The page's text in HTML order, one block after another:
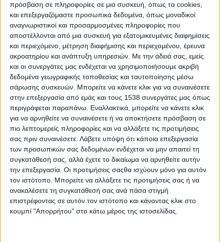
πρόσβαση σε πληροφορίες σε μια συσκευή, όπως τα cookies,
και επεξεργαζόμαστε προσωπικά δεδομένα, όπως μοναδικοί
αναγνωριστικοί και προσαρμοσμένες πληροφορίες που
αποστέλλονται από μια συσκευή για εξατομικευμένες διαφημίσεις
και περιεχόμενο, μέτρηση διαφήμισης και περιεχομένου, έρευνα
ακροατηρίου και ανάπτυξη υπηρεσιών. Με την άδειά σας, εμείς
και οι συνεργάτες μας ενδέχεται να χρησιμοποιήσουμε ακριβή
δεδομένα γεωγραφικής τοποθεσίας και ταυτοποίησης μέσω
σάρωσης συσκευών. Μπορείτε να κάνετε κλικ για να συναινέσετε
στην επεξεργασία από εμάς και τους 1538 συνεργάτες μας όπως
περιγράφεται παραπάνω. Εναλλακτικά, μπορείτε να κάνετε κλικ
για να αρνηθείτε να συναινέσετε ή να αποκτήσετε πρόσβαση σε
πιο λεπτομερείς πληροφορίες και να αλλάξετε τις προτιμήσεις
σας πριν συναινέσετε. Λάβετε υπόψη ότι κάποια επεξεργασία
των προσωπικών σας δεδομένων ενδέχεται να μην απαιτεί τη
συγκατάθεσή σας, αλλά έχετε το δικαίωμα να αρνηθείτε αυτήν
την επεξεργασία. Οι προτιμήσεις σαςθα ισχύουν μόνο για αυτόν
τον ιστότοπο. Μπορείτε να αλλάξετε τις προτιμήσεις σας ή να
ανακαλέσετε τη συγκατάθεσή σας ανά πάσα στιγμή
επιστρέφοντας σε αυτόν τον ιστότοπο και κάνοντας κλικ στο
κουμπί "Απορρήτου" στο κάτω μέρος της ιστοσελίδας.
Διαδικτυακό workshop με θέμα την Ανακύκλωση από την
ΕΛΛΑ-ΔΙΚΑ ΜΑΣ, την ΕΕΝΕ και την Ελληνική Παραγωγή
Δίπλα στους μαθητές η Πρωτοβουλία ΕΛΛΑ-ΔΙΚΑ ΜΑΣ
με ομιλίες στο Σχολείο Κωστέα-Γείτονα και στο 1ο
Γυμνάσιο Γέρακα
Δυναμικά συνεχίζεται η διαφημιστική καμπάνια της
πρωτοβουλίας ΕΛΛΑ-ΔΙΚΑ ΜΑΣ με τηλεοπτικό και
ραδιοφωνικό σποτ
Δυναμικά συνεχίζεται η διαφημιστική καμπάνια της
πρωτοβουλίας ΕΛΛΑ-ΔΙΚΑ ΜΑΣ με τηλεοπτικό και
ραδιοφωνικό σποτ
ΕΛΛΑ - ΔΙΚΑ ΜΑΣ